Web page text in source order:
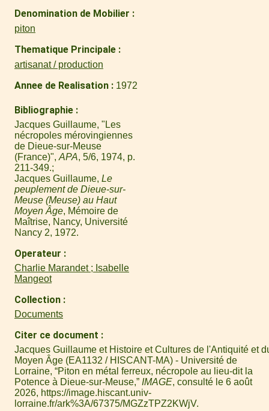
Denomination de Mobilier
piton
Thematique Principale
artisanat / production
Annee de Realisation 1972
Bibliographie
Jacques Guillaume, "Les
nécropoles mérovingiennes
de Dieue-sur-Meuse
(France)", APA, 5/6, 1974, p.
211-349.
Jacques Guillaume, Le
peuplement de Dieue-sur-
Meuse (Meuse) au Haut
Moyen Âge, Mémoire de
Maîtrise, Nancy, Université
Nancy 2, 1972.
Operateur
Charlie Marandet ; Isabelle
Mangeot
Collection
Documents
Citer ce document
Jacques Guillaume et Histoire et Cultures de l'Antiquité et
Moyen Âge (EA1132 / HISCANT-MA) - Université de
Lorraine, “Piton en métal ferreux, nécropole au lieu-dit la
Potence à Dieue-sur-Meuse,” IMAGE, consulté le 6 août
2026, https://image.hiscant.univ-
lorraine.fr/ark%3A/67375/MGZzTPZ2KWjV.